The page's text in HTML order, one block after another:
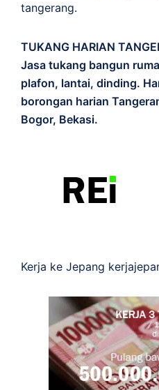
tangerang.
TUKANG HARIAN
Jasa tukang bangun
plafon, lantai, dinding.
borongan harian
Bogor, Bekasi.
Kerja ke Jepang